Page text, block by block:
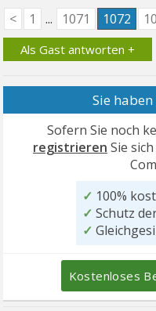
< 1 ... 1071 1072
Als Gast antworten +
Sie
Sofern Sie noch
registrieren Sie
✓ 100%
✓ Schutz
✓
Kostenloses